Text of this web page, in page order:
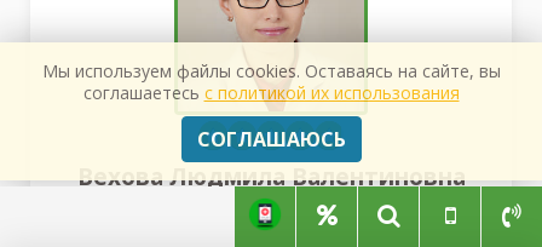
Вехова Людмила Валентиновна
Специализация: Врач МРТ и КТ
Врачебный стаж: 13 лет
Мы используем файлы cookies. Оставаясь на сайте, вы
соглашаетесь с политикой их использования
СОГЛАШАЮСЬ